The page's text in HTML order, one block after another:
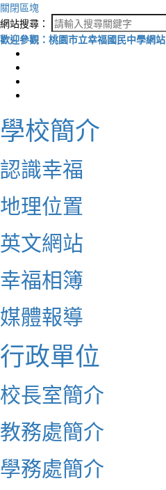
關閉區塊
網站搜尋：
歡迎參觀：桃園市立幸福國民中學網站
學校簡介
認識幸福
地理位置
英文網站
幸福相簿
媒體報導
行政單位
校長室簡介
教務處簡介
學務處簡介